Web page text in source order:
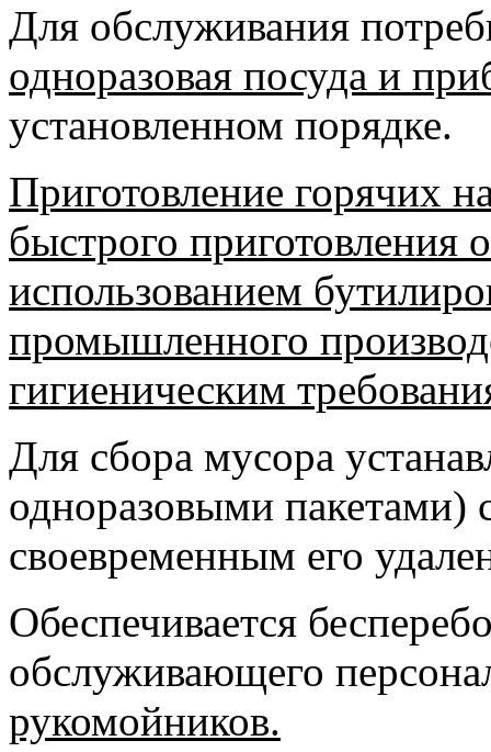
Для обслуживания
одноразовая посуда и
установленном порядке.
Приготовление горячих
быстрого приготовления
использованием
промышленного
гигиеническим
Для сбора мусора
одноразовыми
своевременным его
Обеспечивается
обслуживающего
рукомойников.